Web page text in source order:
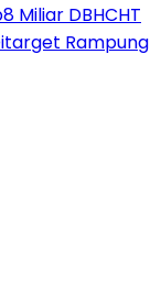
Miliar DBHCHT
Rampung